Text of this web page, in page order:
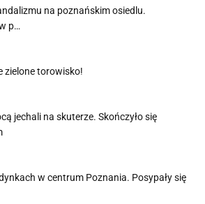
na poznańskim osiedlu.
p…
zielone torowisko!
jechali na skuterze. Skończyło się
w centrum Poznania. Posypały się